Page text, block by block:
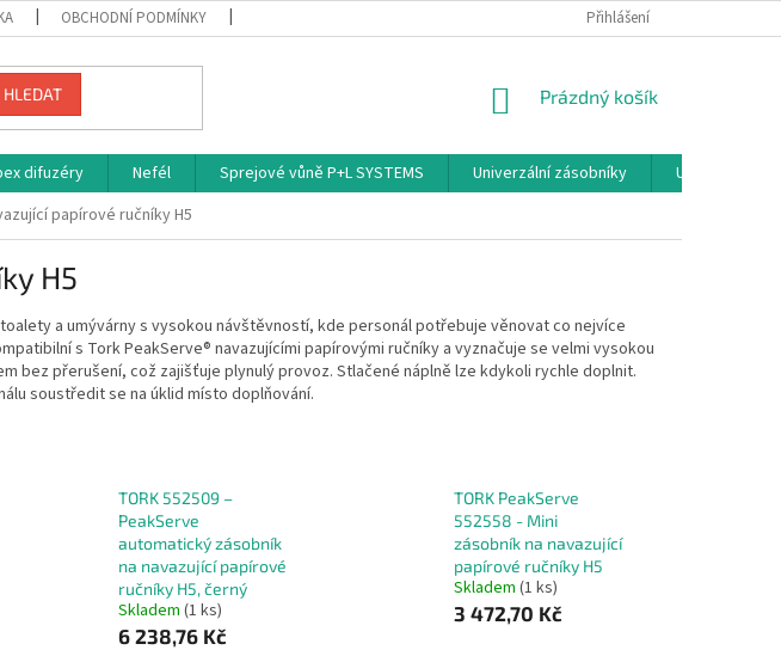
OBCHODNÍ PODMÍNKY Přihlášení
HLEDAT
NÁKUPNÍ
Prázdný košík
difuzéry Nefél Sprejové vůně P+L SYSTEMS Univerzální zásobníky
Univerzální
papírové ručníky H5
H5
a umývárny s vysokou návštěvností, kde personál potřebuje věnovat co nejvíce
s Tork PeakServe® navazujícími papírovými ručníky a vyznačuje se velmi vysokou
bez přerušení, což zajišťuje plynulý provoz. Stlačené náplně lze kdykoli rychle doplnit.
soustředit se na úklid místo doplňování.
TORK 552509 –
PeakServe
automatický zásobník
na navazující papírové
ručníky H5, černý
Skladem (1 ks)
6 238,76 Kč
TORK PeakServe
552558 - Mini
zásobník na navazující
papírové ručníky H5
Skladem (1 ks)
3 472,70 Kč